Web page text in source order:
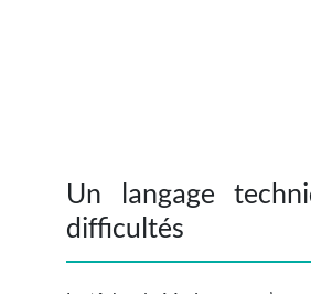
Un langage
difficultés